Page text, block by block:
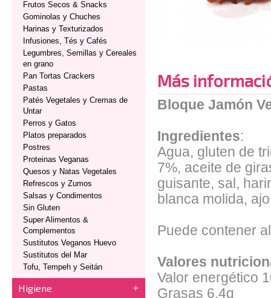
Frutos Secos & Snacks
Gominolas y Chuches
Harinas y Texturizados
Infusiones, Tés y Cafés
Legumbres, Semillas y Cereales
en grano
Pan Tortas Crackers
Pastas
Patés Vegetales y Cremas de
Untar
Perros y Gatos
Platos preparados
Postres
Proteinas Veganas
Quesos y Natas Vegetales
Refrescos y Zumos
Salsas y Condimentos
Sin Gluten
Super Alimentos &
Complementos
Sustitutos Veganos Huevo
Sustitutos del Mar
Tofu, Tempeh y Seitán
Higiene
Más
Bloque Jamón
Ingredientes:
Agua, gluten de
7%, aceite de
guisante, sal,
blanca molida,
Puede contener
Valores
Valor energético
Grasas 6,4g